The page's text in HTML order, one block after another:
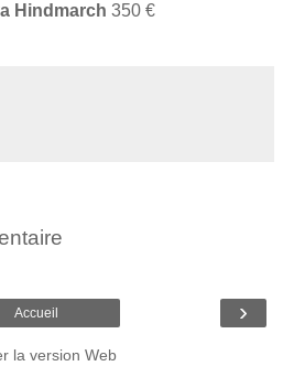
Hindmarch 350 €
›
Accueil
la version Web